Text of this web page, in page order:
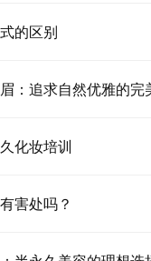
的区别
：追求自然优雅的完
化妆培训
害处吗？